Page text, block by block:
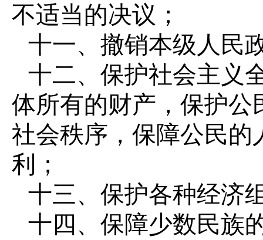
不适当的决议；
十一、撤销本级人民
十二、保护社会主义
体所有的财产，保护
社会秩序，保障公民
利；
十三、保护各种经济
十四、保障少数民族